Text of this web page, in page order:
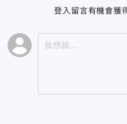
登入留言有機會獲